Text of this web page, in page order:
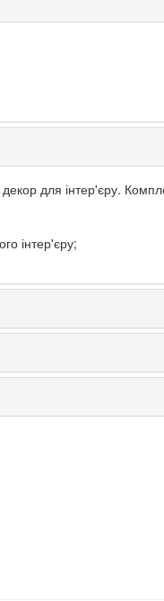
для інтер'єру.
інтер'єру;